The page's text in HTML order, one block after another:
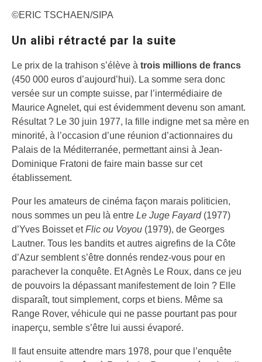
©ERIC TSCHAEN/SIPA
Un alibi rétracté par la suite
Le prix de la trahison s’élève à trois millions de francs
(450 000 euros d’aujourd’hui). La somme sera donc
versée sur un compte suisse, par l’intermédiaire de
Maurice Agnelet, qui est évidemment devenu son amant.
Résultat ? Le 30 juin 1977, la fille indigne met sa mère en
minorité, à l’occasion d’une réunion d’actionnaires du
Palais de la Méditerranée, permettant ainsi à Jean-
Dominique Fratoni de faire main basse sur cet
établissement.
Pour les amateurs de cinéma façon marais politicien,
nous sommes un peu là entre Le Juge Fayard(1977)
d’Yves Boisset etFlic ou Voyou (1979), de Georges
Lautner. Tous les bandits et autres aigrefins de la Côte
d’Azur semblent s’être donnés rendez-vous pour en
parachever la conquête. Et Agnès Le Roux, dans ce jeu
de pouvoirs la dépassant manifestement de loin ? Elle
disparaît, tout simplement, corps et biens. Même sa
Range Rover, véhicule qui ne passe pourtant pas pour
inaperçu, semble s’être lui aussi évaporé.
Il faut ensuite attendre mars 1978, pour que l’enquête